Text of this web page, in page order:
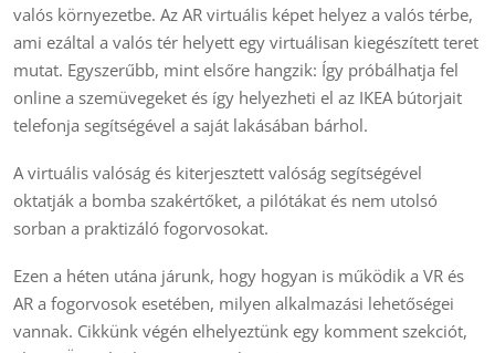
valós környezetbe. Az AR virtuális képet helyez a valós térbe,
ami ezáltal a valós tér helyett egy virtuálisan kiegészített teret
mutat. Egyszerűbb, mint elsőre hangzik: Így próbálhatja fel
online a szemüvegeket és így helyezheti el az IKEA bútorjait
telefonja segítségével a saját lakásában bárhol.
A virtuális valóság és kiterjesztett valóság segítségével
oktatják a bomba szakértőket, a pilótákat és nem utolsó
sorban a praktizáló fogorvosokat.
Ezen a héten utána járunk, hogy hogyan is működik a VR és
AR a fogorvosok esetében, milyen alkalmazási lehetőségei
vannak. Cikkünk végén elhelyeztünk egy komment szekciót,